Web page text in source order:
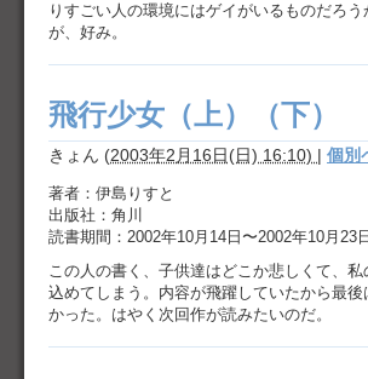
りすごい人の環境にはゲイがいるものだろ
が、好み。
飛行少女（上）（下）
きょん (2003年2月16日(日) 16:10) | 個別
著者：伊島りすと
出版社：角川
読書期間：2002年10月14日〜2002年10月23日
この人の書く、子供達はどこか悲しくて、
込めてしまう。内容が飛躍していたから最
かった。はやく次回作が読みたいのだ。